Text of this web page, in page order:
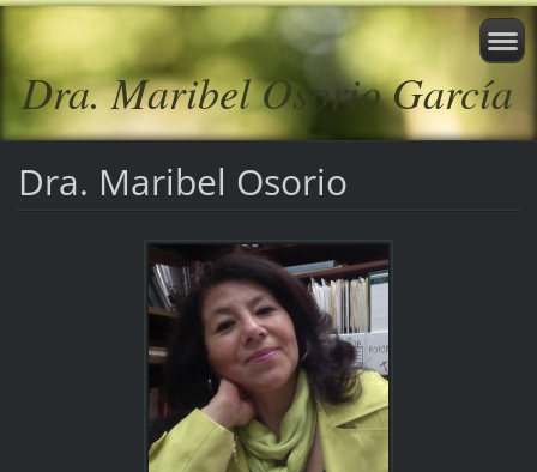
Dra. Maribel Osorio García
Dra. Maribel Osorio